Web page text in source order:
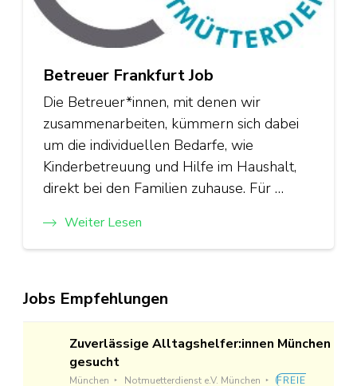
Betreuer Frankfurt Job
Die Betreuer*innen, mit denen wir
zusammenarbeiten, kümmern sich dabei
um die individuellen Bedarfe, wie
Kinderbetreuung und Hilfe im Haushalt,
direkt bei den Familien zuhause. Für …
Weiter Lesen
Jobs Empfehlungen
Zuverlässige Alltagshelfer:innen München
gesucht
München Notmuetterdienst e.V. München FREIE